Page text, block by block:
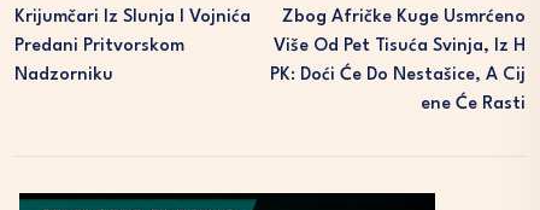
Krijumčari Iz Slunja I Vojnića
Predani Pritvorskom
Nadzorniku
Zbog Afričke Kuge Usmrćeno
Više Od Pet Tisuća Svinja, Iz H
PK: Doći Će Do Nestašice, A Cij
Ene Će Rasti